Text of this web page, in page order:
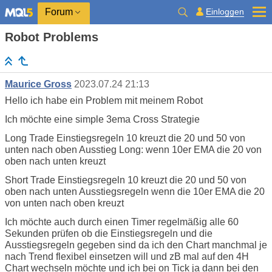
Forum Einloggen
Robot Problems
Maurice Gross 2023.07.24 21:13
Hello ich habe ein Problem mit meinem Robot
Ich möchte eine simple 3ema Cross Strategie
Long Trade Einstiegsregeln 10 kreuzt die 20 und 50 von
unten nach oben Ausstieg Long: wenn 10er EMA die 20 von
oben nach unten kreuzt
Short Trade Einstiegsregeln 10 kreuzt die 20 und 50 von
oben nach unten Ausstiegsregeln wenn die 10er EMA die 20
von unten nach oben kreuzt
Ich möchte auch durch einen Timer regelmäßig alle 60
Sekunden prüfen ob die Einstiegsregeln und die
Ausstiegsregeln gegeben sind da ich den Chart manchmal je
nach Trend flexibel einsetzen will und zB mal auf den 4H
Chart wechseln möchte und ich bei on Tick ja dann bei den